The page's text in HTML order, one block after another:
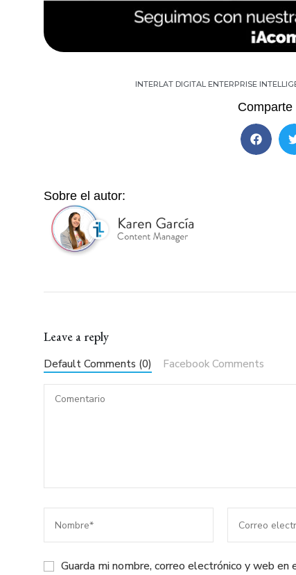
INTERLAT DIGITAL ENTERPRISE
Sobre el autor:
Leave a reply
Default Comments (0) Facebook Comments
Guarda mi nombre, correo electrónico y web